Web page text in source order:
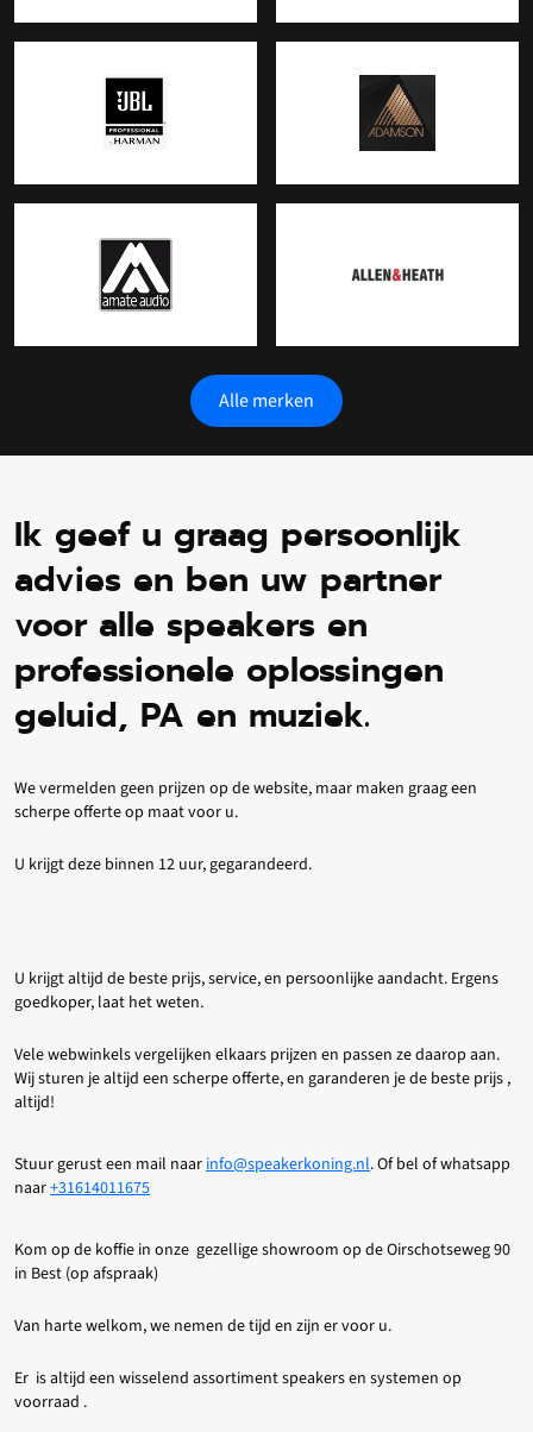
Alle merken
Ik geef u graag persoonlijk
advies en ben uw partner
voor alle speakers en
professionele oplossingen
geluid, PA en muziek.
We vermelden geen prijzen op de website, maar maken graag een
scherpe offerte op maat voor u.
U krijgt deze binnen 12 uur, gegarandeerd.
U krijgt altijd de beste prijs, service, en persoonlijke aandacht. Ergens
goedkoper, laat het weten.
Vele webwinkels vergelijken elkaars prijzen en passen ze daarop aan.
Wij sturen je altijd een scherpe offerte, en garanderen je de beste prijs ,
altijd!
Stuur gerust een mail naar info@speakerkoning.nl. Of bel of whatsapp
naar+31614011675
Kom op de koffie in onze gezellige showroom op de Oirschotseweg 90
in Best (op afspraak)
Van harte welkom, we nemen de tijd en zijn er voor u.
Er is altijd een wisselend assortiment speakers en systemen op
voorraad .